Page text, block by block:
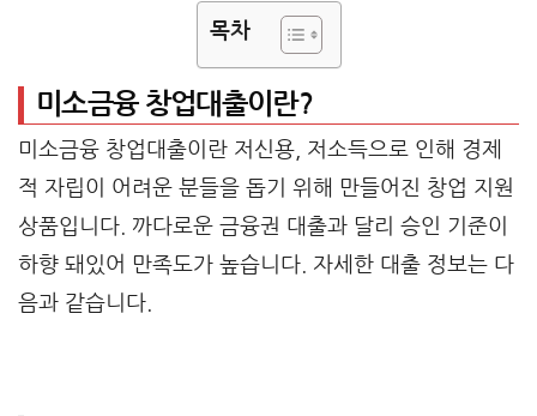
목차
미소금융 창업대출이란?
미소금융 창업대출이란 저신용, 저소득으로 인해 경제
적 자립이 어려운 분들을 돕기 위해 만들어진 창업 지원
상품입니다. 까다로운 금융권 대출과 달리 승인 기준이
하향 돼있어 만족도가 높습니다. 자세한 대출 정보는 다
음과 같습니다.